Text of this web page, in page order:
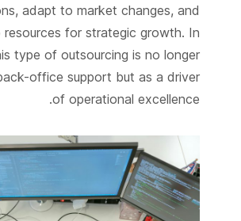
adapt to market changes, and
resources for strategic growth. In
type of outsourcing is no longer
office support but as a driver
of operational excellence.